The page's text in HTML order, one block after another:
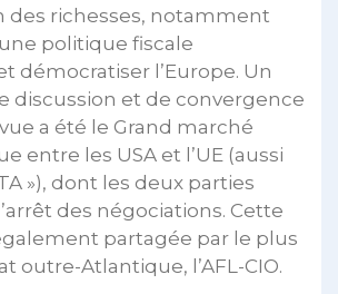
des richesses, notamment
politique fiscale
démocratiser l’Europe. Un
discussion et de convergence
a été le Grand marché
entre les USA et l’UE (aussi
»), dont les deux parties
des négociations. Cette
partagée par le plus
outre-Atlantique, l’AFL-CIO.